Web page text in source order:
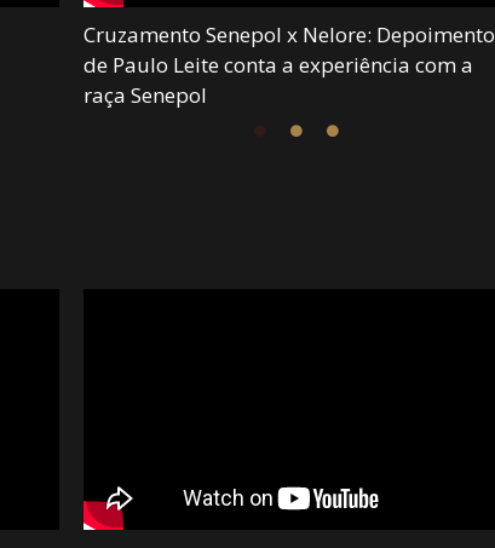
Cruzamento Senepol x Nelore: Depoimento
de Paulo Leite conta a experiência com a
raça Senepol